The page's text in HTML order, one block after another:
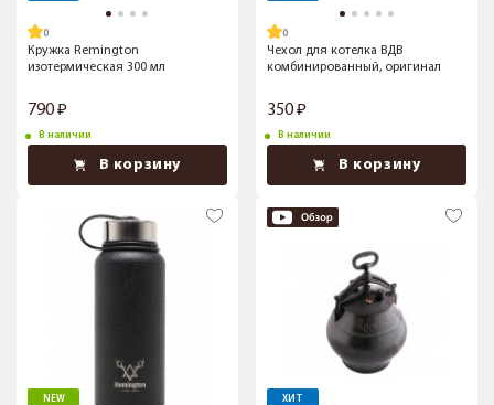
Кружка Remington
изотермическая 300 мл
790
В наличии
В корзину
Чехол для котелка ВДВ
комбинированный, оригинал
350
В наличии
В корзину
NEW ХИТ